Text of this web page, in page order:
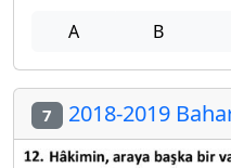
A B
7 2018-2019